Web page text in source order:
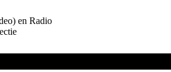
en Radio